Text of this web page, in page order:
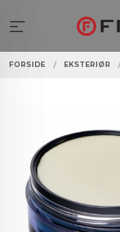
innholdet
FORSIDE EKSTERIØR